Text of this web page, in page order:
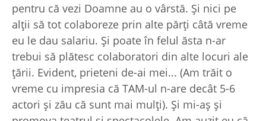
pentru că vezi Doamne au o vârstă. Și nici pe
alții să tot colaboreze prin alte părți câtă vreme
eu le dau salariu. Și poate în felul ăsta n-ar
trebui să plătesc colaboratori din alte locuri ale
țării. Evident, prieteni de-ai mei... (Am trăit o
vreme cu impresia că TAM-ul n-are decât 5-6
actori și zău că sunt mai mulți). Și mi-aș și